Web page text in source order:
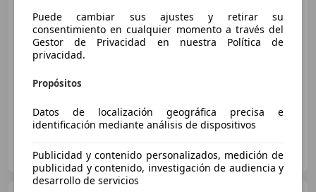
€ 21.236
Buenprecio
ES-20870 ELGOIBAR
Puede cambiar sus ajustes y retirar su
consentimiento en cualquier momento a través del
Gestor de Privacidad en nuestra Política de
privacidad.
Propósitos
Datos de localización geográfica precisa e
identificación mediante análisis de dispositivos
Publicidad y contenido personalizados, medición de
publicidad y contenido, investigación de audiencia y
desarrollo de servicios